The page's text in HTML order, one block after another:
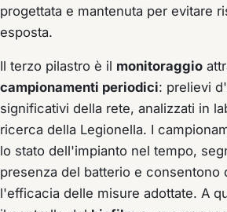
progettata e mantenuta per evitare
esposta.
Il terzo pilastro è il monitoraggio
campionamenti periodici: prelievi
significativi della rete, analizzati in
ricerca della Legionella. I
lo stato dell'impianto nel tempo,
presenza del batterio e consentono
l'efficacia delle misure adottate. A